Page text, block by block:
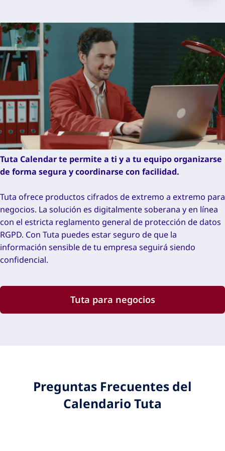
Tuta Calendar te permite a ti y a tu equipo organizarse
de forma segura y coordinarse con facilidad.
Tuta ofrece productos cifrados de extremo a extremo para
negocios. La solución es digitalmente soberana y en línea
con el estricta reglamento general de protección de datos
RGPD. Con Tuta puedes estar seguro de que la
información sensible de tu empresa seguirá siendo
confidencial.
Tuta para negocios
Preguntas Frecuentes del
Calendario Tuta